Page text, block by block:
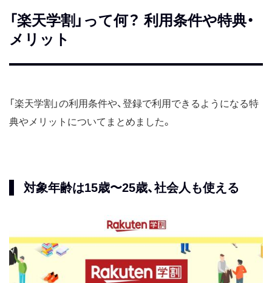
「楽天学割」って何？ 利用条件や特典・
メリット
「楽天学割」の利用条件や、登録で利用できるようになる特
典やメリットについてまとめました。
対象年齢は15歳〜25歳、社会人も使える